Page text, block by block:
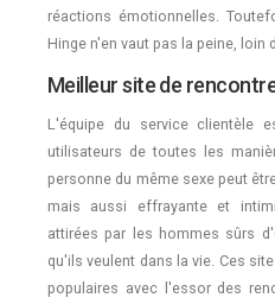
réactions émotionnelles.
Hinge n'en vaut pas la peine, loin
Meilleur site de
L'équipe du service clientèle
utilisateurs de toutes les
personne du même sexe peut
mais aussi effrayante et
attirées par les hommes sûrs
qu'ils veulent dans la vie. Ces
populaires avec l'essor des